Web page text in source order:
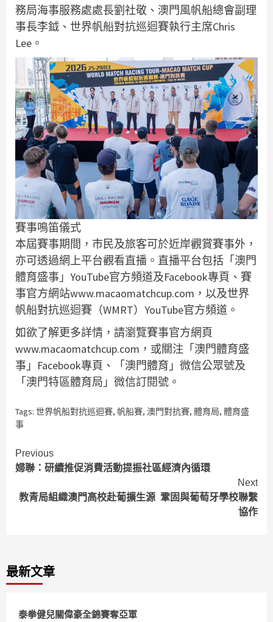
務局海事服務處處長劉社敬、澳門風帆船總會副理
事長李鉞、世界帆船對抗巡迴賽執行主席Chris
Lee。
賽事鳴笛儀式
本屆賽事期間，市民及旅客可於近岸觀賞賽事外，
亦可透過網上平台觀看直播。直播平台包括「澳門
體育盛事」YouTube官方頻道及Facebook專頁、賽
事官方網站www.macaomatchcup.com，以及世界
帆船對抗巡迴賽（WMRT）YouTube官方頻道。
如欲了解更多詳情，請瀏覽賽事官方網頁
www.macaomatchcup.com，或關注「澳門體育盛
事」Facebook專頁、「澳門體育」微信公眾號及
「澳門特區體育局」微信訂閱號。
Tags: 世界帆船對抗巡迴賽, 帆船賽, 澳門對抗賽, 體育局, 體育盛
事
Continue
Reading
Previous
婦聯：研續推促消費活動提振社區經濟內循環
Next
教青局組織澳門高校赴葡擴生源 鞏固與葡萄牙學校聯繫
協作
最新文章
泰拳健兒關偉豪全錦賽奪亞軍